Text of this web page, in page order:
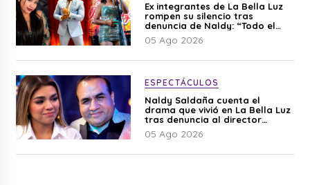
Ex integrantes de La Bella Luz
rompen su silencio tras
denuncia de Naldy: “Todo el
mundo lo sabía”
05 Ago 2026
ESPECTÁCULOS
Naldy Saldaña cuenta el
drama que vivió en La Bella Luz
tras denuncia al director
musical: “No me parece justo”
05 Ago 2026